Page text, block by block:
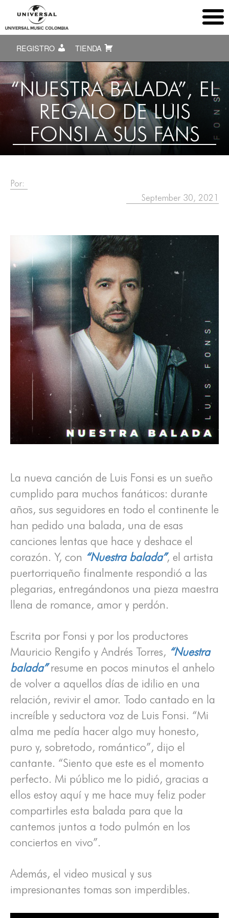
REGISTRO TIENDA
“NUESTRA BALADA”, EL
REGALO DE LUIS
FONSI A SUS FANS
Por:
September 30, 2021
La nueva canción de Luis Fonsi es un sueño
cumplido para muchos fanáticos: durante
años, sus seguidores en todo el continente le
han pedido una balada, una de esas
canciones lentas que hace y deshace el
corazón. Y, con “Nuestra balada”, el artista
puertorriqueño finalmente respondió a las
plegarias, entregándonos una pieza maestra
llena de romance, amor y perdón.
Escrita por Fonsi y por los productores
Mauricio Rengifo y Andrés Torres, “Nuestra
balada”resume en pocos minutos el anhelo
de volver a aquellos días de idilio en una
relación, revivir el amor. Todo cantado en la
increíble y seductora voz de Luis Fonsi. “Mi
alma me pedía hacer algo muy honesto,
puro y, sobretodo, romántico”, dijo el
cantante. “Siento que este es el momento
perfecto. Mi público me lo pidió, gracias a
ellos estoy aquí y me hace muy feliz poder
compartirles esta balada para que la
cantemos juntos a todo pulmón en los
conciertos en vivo”.
Además, el video musical y sus
impresionantes tomas son imperdibles.